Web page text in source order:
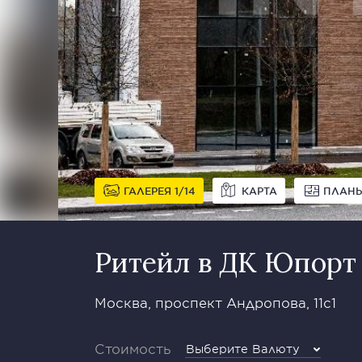
ГАЛЕРЕЯ 1 14 КАРТА
Ритейл в ДК Юпорт
Москва, проспект Андропова, 11с1
Стоимость Выберите Валюту